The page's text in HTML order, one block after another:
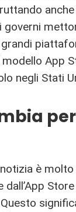
governi
App
negli Stati
è